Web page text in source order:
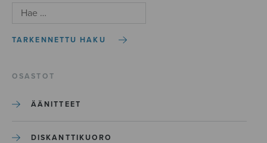
TARKENNETTU HAKU
OSASTOT
ÄÄNITTEET
DISKANTTIKUORO